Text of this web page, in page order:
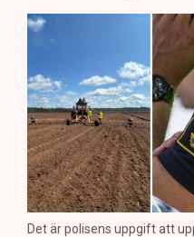
Det är polisens uppgift att